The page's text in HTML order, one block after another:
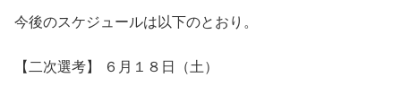
今後のスケジュールは以下のとおり。
【二次選考】 ６月１８日（土）